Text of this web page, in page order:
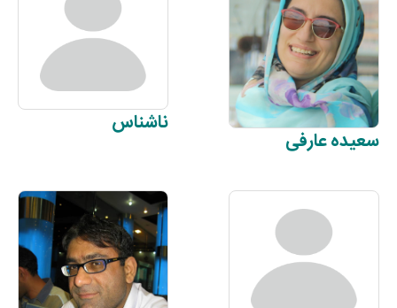
سعیدهعارفی
ناشناس